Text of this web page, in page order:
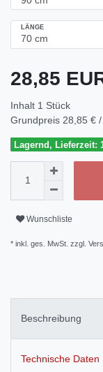
LÄNGE
28,85
Inhalt 1 Stück
Grundpreis 28,85 €
Lagernd, Lieferzeit:
Wunschliste
* inkl. ges. MwSt. zzgl.
Beschreibung
Technische Daten